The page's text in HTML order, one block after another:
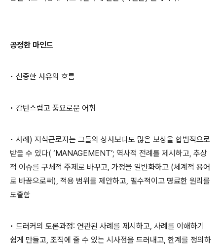
공정한 마인드
• 신중한 사유의 흐름
• 감탄스럽고 풍요로운 어휘
• 사례) 지식근로자는 그들의 상사보다도 많은 보상을 합법적으로
받을 수 있다( ‘MANAGEMENT’; 역사적 전례를 제시하고, 추상
적 이슈를 구체적 주제로 바꾸고, 가정을 일반화하고 (체계적 용어
로 바꿈으로써), 적용 범위를 제안하고, 필수적이고 명료한 원리를
도출함
• 드러커의 토론과정: 연관된 사례를 제시하고, 사례를 이해하기
쉽게 만들고, 조직에 줄 수 있는 시사점을 드러내고, 한계를 정의하